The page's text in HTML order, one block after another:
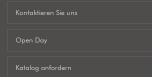
Kontaktieren Sie uns
Open Day
Katalog anfordern